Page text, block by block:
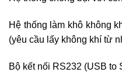
Hệ thống làm khô không
(yêu cầu lấy không khí từ
Bộ kết nối RS232 (USB to